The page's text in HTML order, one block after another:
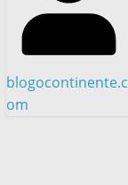
blogocontinente.c
om